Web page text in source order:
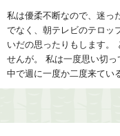
私は優柔不断なので、迷っ
でなく、朝テレビのテロッ
いだの思ったりもします。
せんが。 私は一度思い切
中で週に一度か二度来てい